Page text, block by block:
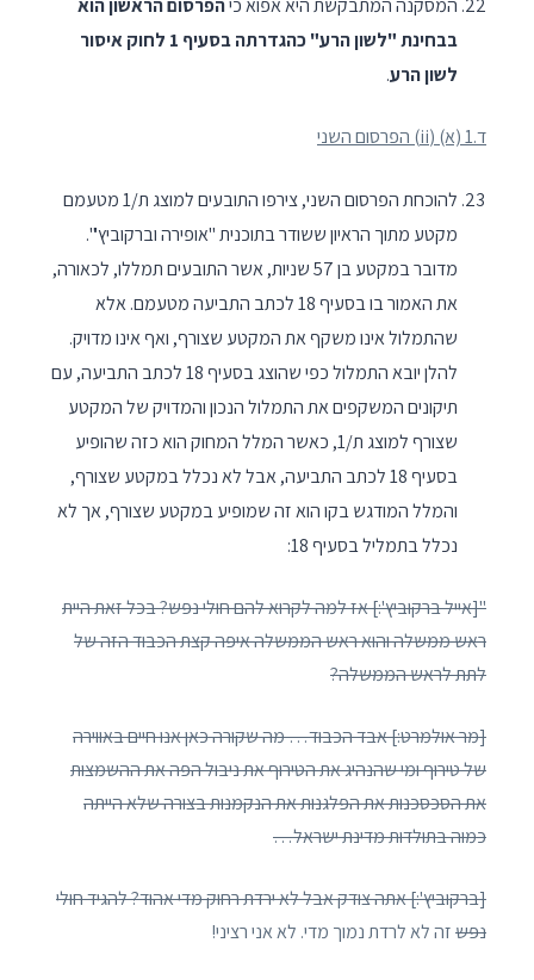
המסקנה המתבקשת היא אפוא כיהפרסום הראשון הוא
בבחינת "לשון הרע" כהגדרתה בסעיף 1 לחוק איסור
לשון הרע.
ד.1 (א) ( ii) הפרסום השני
להוכחת הפרסום השני, צירפו התובעים למוצג ת/1 מטעמם
מקטע מתוך הראיון ששודר בתוכנית "אופירה וברקוביץ'".
מדובר במקטע בן 57 שניות, אשר התובעים תמללו, לכאורה,
את האמור בו בסעיף 18 לכתב התביעה מטעמם. אלא
שהתמלול אינו משקף את המקטע שצורף, ואף אינו מדויק.
להלן יובא התמלול כפי שהוצג בסעיף 18 לכתב התביעה, עם
תיקונים המשקפים את התמלול הנכון והמדויק של המקטע
שצורף למוצג ת/1, כאשר המלל המחוק הוא כזה שהופיע
בסעיף 18 לכתב התביעה, אבל לא נכלל במקטע שצורף,
והמלל המודגש בקו הוא זה שמופיע במקטע שצורף, אך לא
נכלל בתמליל בסעיף 18:
"[אייל ברקוביץ':] אז למה לקרוא להם חולי נפש? בכל זאת היית
ראש ממשלה והוא ראש הממשלה איפה קצת הכבוד הזה של
לתת לראש הממשלה?
[מר אולמרט:] אבד הכבוד… מה שקורה כאן אנו חיים באווירה
של טירוף ומי שהנהיג את הטירוף את ניבול הפה את ההשמצות
את הסכסכנות את הפלגנות את הנקמנות בצורה שלא הייתה
כמוה בתולדות מדינת ישראל…
[ברקוביץ':] אתה צודק אבל לא ירדת רחוק מדי אהוד? להגיד חולי
נפשזה לא לרדת נמוך מדי. לא אני רציני!